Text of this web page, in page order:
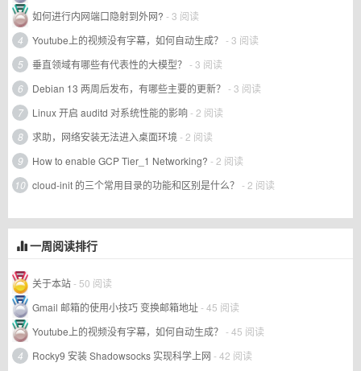
如何进行内网端口隐射到外网? - 3 阅读
4
Youtube上的视频没有字幕，如何自动生成？ - 3 阅读
5
垂直领域有哪些有代表性的大模型？ - 3 阅读
6
Debian 13 两周后发布，有哪些主要的更新？ - 3 阅读
7
Linux 开启 auditd 对系统性能的影响- 2 阅读
8
求助，网络安装无法进入桌面环境 - 2 阅读
9
How to enable GCP Tier_1 Networking? - 2 阅读
10 cloud-init 的三个常用目录的功能和区别是什么？ - 2 阅读
一周阅读排行
关于本站- 50 阅读
Gmail 邮箱的使用小技巧 变换邮箱地址- 45 阅读
Youtube上的视频没有字幕，如何自动生成？ - 45 阅读
4
Rocky9 安装 Shadowsocks 实现科学上网 - 42 阅读